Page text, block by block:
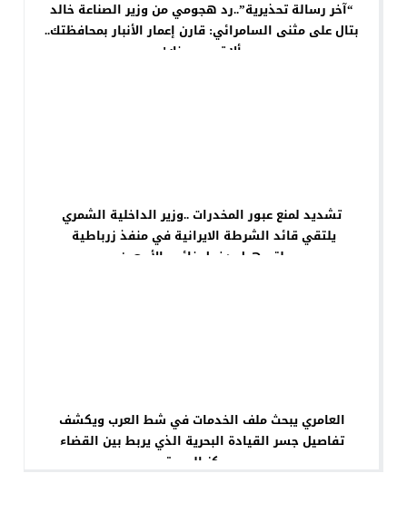
“آخر رسالة تحذيرية”..رد هجومي من وزير الصناعة خالد
بتال على مثنى السامرائي: قارن إعمار الأنبار بمحافظتك..
ألا ترى عيونك!
تشديد لمنع عبور المخدرات ..وزير الداخلية الشمري
يلتقي قائد الشرطة الايرانية في منفذ زرباطية
لتسهيل دخول زائري الأربعين
العامري يبحث ملف الخدمات في شط العرب ويكشف
تفاصيل جسر القيادة البحرية الذي يربط بين القضاء
ومركز البصرة